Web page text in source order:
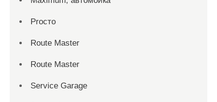
Proсто
Route Master
Route Master
Service Garage